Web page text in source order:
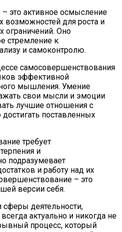
это активное осмысление
возможностей для роста и
ограничений. Оно
стремление к
и самоконтролю.
самосовершенствования
эффективной
мышления. Умение
свои мысли и эмоции
лучшие отношения с
поставленных
требует
и
подразумевает
и работу над их
– это
версии себя.
сферы деятельности,
актуально и никогда не
процесс, который